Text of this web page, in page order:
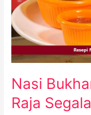
Nasi
Raja
Ammar:
Raja
Segala
Nasi